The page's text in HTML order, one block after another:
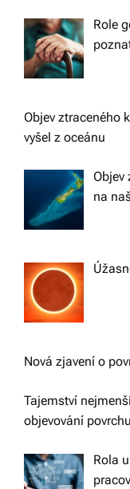
Role
Objev ztraceného
vyšel z oceánu
Objev
na
Nová zjavení o
Tajemství
objevování
Rola